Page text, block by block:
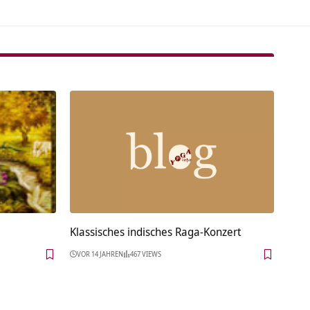
Klassisches indisches Raga-Konzert
VOR 14 JAHREN 467 VIEWS